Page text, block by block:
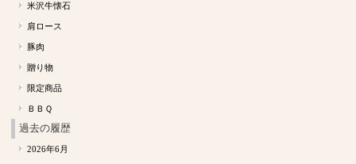
米沢牛懐石
肩ロース
豚肉
贈り物
限定商品
ＢＢＱ
過去の履歴
2026年6月